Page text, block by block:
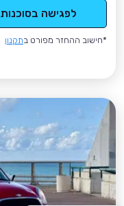
לפגישה בסוכנות
*חישוב ההחזר מפורט בתקנון